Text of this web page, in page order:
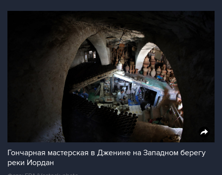
Гончарная мастерская в Дженине на Западном берегу
реки Иордан